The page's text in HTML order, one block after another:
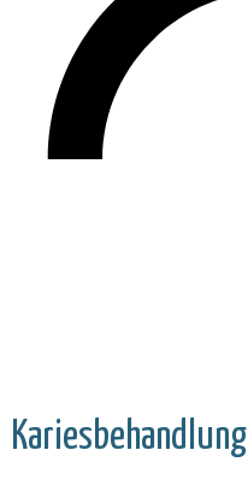
Kariesbehandlung